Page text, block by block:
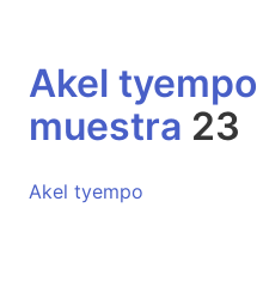
Akel tyempo
muestra 23
Akel tyempo